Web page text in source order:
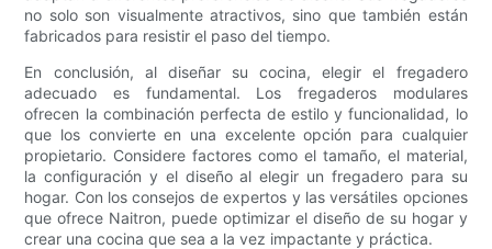
no solo son visualmente atractivos, sino que también están
fabricados para resistir el paso del tiempo.
En conclusión, al diseñar su cocina, elegir el fregadero
adecuado es fundamental. Los fregaderos modulares
ofrecen la combinación perfecta de estilo y funcionalidad, lo
que los convierte en una excelente opción para cualquier
propietario. Considere factores como el tamaño, el material,
la configuración y el diseño al elegir un fregadero para su
hogar. Con los consejos de expertos y las versátiles opciones
que ofrece Naitron, puede optimizar el diseño de su hogar y
crear una cocina que sea a la vez impactante y práctica.